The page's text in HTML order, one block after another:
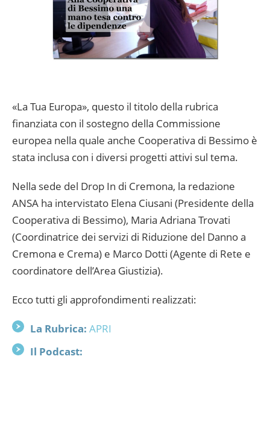
«La Tua Europa», questo il titolo della rubrica
finanziata con il sostegno della Commissione
europea nella quale anche Cooperativa di Bessimo è
stata inclusa con i diversi progetti attivi sul tema.
Nella sede del Drop In di Cremona, la redazione
ANSA ha intervistato Elena Ciusani (Presidente della
Cooperativa di Bessimo), Maria Adriana Trovati
(Coordinatrice dei servizi di Riduzione del Danno a
Cremona e Crema) e Marco Dotti (Agente di Rete e
coordinatore dell’Area Giustizia).
Ecco tutti gli approfondimenti realizzati:
La Rubrica: APRI
Il Podcast: